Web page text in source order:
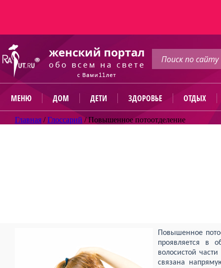
МЕНЮ ДОМ ДЕТИ ЗДОРОВЬЕ ОТДЫХ
Главная /Глоссарий /Повышенное потоотделение
Повышенное
проявляется в
волосистой
связана